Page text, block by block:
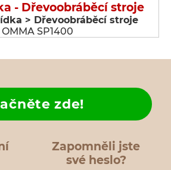
- Dřevoobráběcí stroje
> Dřevoobráběcí stroje
OMMA SP1400
Zapomněli jste
své heslo?
zde!